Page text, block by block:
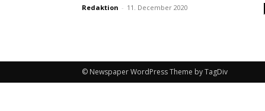
Redaktion - 11. December 2020
© Newspaper WordPress Theme by TagDiv